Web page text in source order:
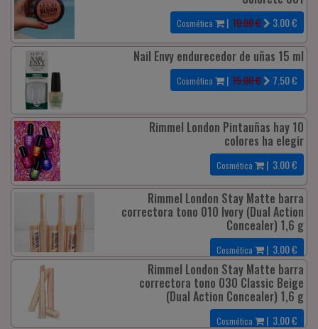
Cosmética | 10.00 € 3.00€
Nail Envy endurecedor de uñas 15 ml
Cosmética | 15.00 € 7.50€
Rimmel London Pintauñas hay 10
colores ha elegir
Cosmética | 3.00€
Rimmel London Stay Matte barra
correctora tono 010 Ivory (Dual Action
Concealer) 1,6 g
Cosmética | 3.00€
Rimmel London Stay Matte barra
correctora tono 030 Classic Beige
(Dual Action Concealer) 1,6 g
Cosmética | 3.00€